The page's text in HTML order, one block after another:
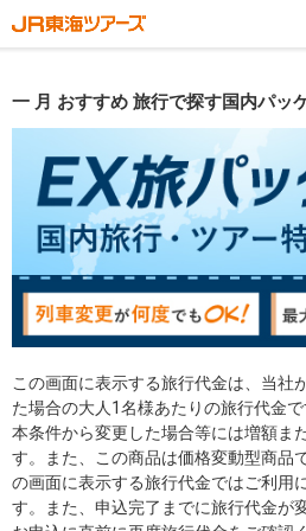
一 月 おすすめ 旅行で探す国内パッ
この画面に表示する旅行代金は、当社
た場合の大人1名様あたりの旅行代金
本条件から変更した場合等には増額ま
す。また、この商品は価格変動型商品
の画面に表示する旅行代金ではご利用
す。また、申込完了までに旅行代金が